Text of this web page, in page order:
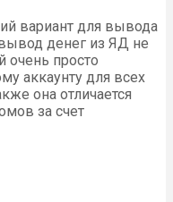
вариант для вывода
денег из ЯД не
очень просто
аккаунту для всех
она отличается
за счет